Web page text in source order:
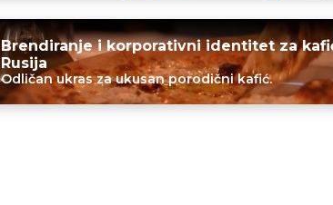
Brendiranje i korporativni identitet za
Rusija
Odličan ukras za ukusan porodični kafić.